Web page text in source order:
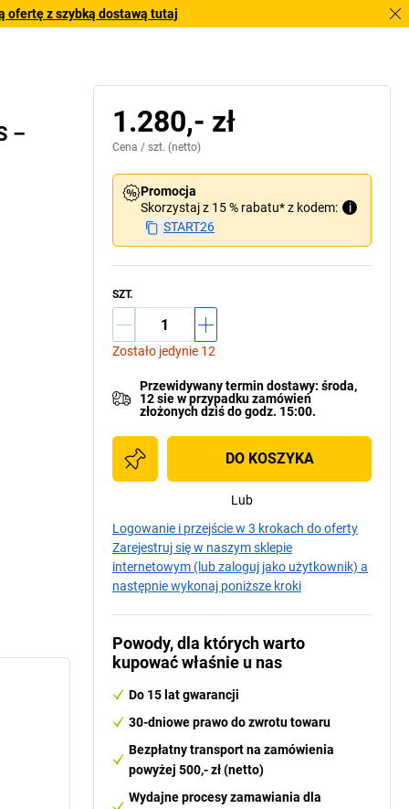
ofertę z szybką dostawą tutaj
–
1.280,- zł
Cena / szt. (netto)
Promocja
Skorzystaj z 15 % rabatu* z kodem:
i
START26
SZT.
Zostało jedynie 12
Przewidywany termin dostawy: środa,
12 siew przypadkuzamówień
złożonych dziś do godz. 15:00.
DO KOSZYKA
Lub
Logowanie i przejście w 3 krokach do oferty
Zarejestruj się w naszym sklepie
internetowym (lub zaloguj jako użytkownik) a
następnie wykonaj poniższe kroki
Powody, dla których warto
kupować właśnie u nas
Do 15 lat gwarancji
30-dniowe prawo do zwrotu towaru
Bezpłatny transport na zamówienia
powyżej 500,- zł (netto)
Wydajne procesy zamawiania dla